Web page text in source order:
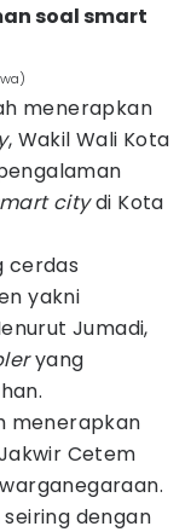
soal smart
menerapkan
, Wakil Wali Kota
citydi Kota
cerdas
yakni
Jumadi,
yang
menerapkan
Cetem
dengan